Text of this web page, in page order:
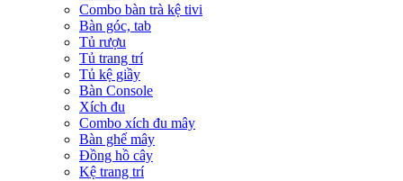
Combo bàn trà kệ tivi
Bàn góc, tab
Tủ rượu
Tủ trang trí
Tủ kệ giầy
Bàn Console
Xích đu
Combo xích đu mây
Bàn ghế mây
Đồng hồ cây
Kệ trang trí